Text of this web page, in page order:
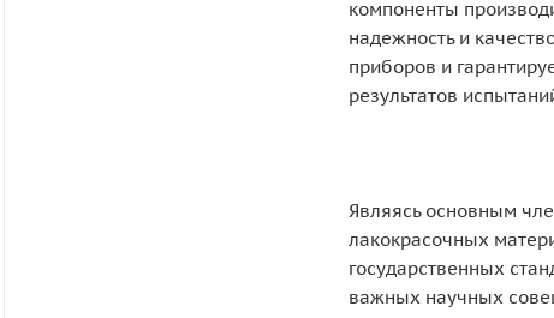
компоненты
надежность и
приборов и
результатов
Являясь основным
лакокрасочных
государственных
важных научных